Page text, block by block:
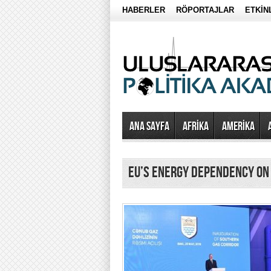
HABERLER RÖPORTAJLAR
Ana Sayfa AFRİKA AMERİKA
eu’s energy dependency